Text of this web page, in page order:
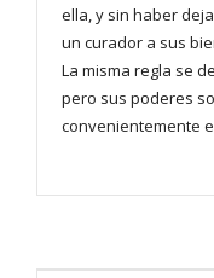
ella, y sin haber
un curador a sus
La misma regla se
pero sus poderes
convenientemente